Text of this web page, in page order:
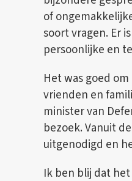
of
soort vragen. Er
persoonlijke en
Het was goed
vrienden en
minister van
bezoek. Vanuit
uitgenodigd en
Ik ben blij dat